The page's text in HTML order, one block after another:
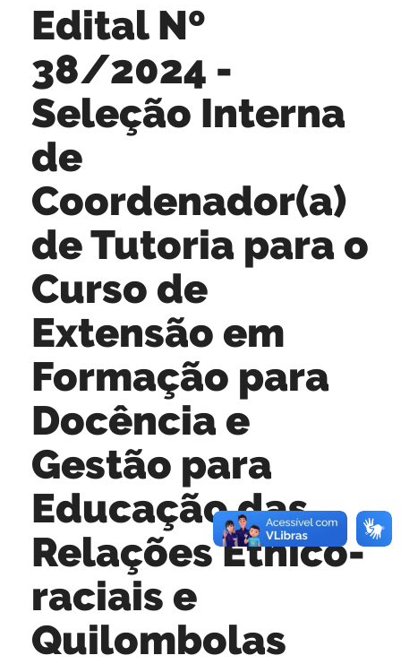
Edital Nº
38/2024 -
Seleção Interna
de
Coordenador(a)
de Tutoria para o
Curso de
Extensão em
Formação para
Docência e
Gestão para
Educação das
Relações Étnico-
raciais e
Quilombolas